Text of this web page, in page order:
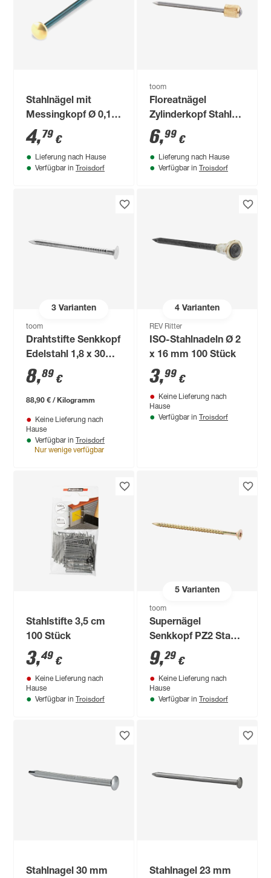
Stahlnägel mit
Messingkopf Ø 0,14
x 2,6 cm
4,79 €
Lieferung nach Hause
Verfügbar in Troisdorf
toom
Floreatnägel
Zylinderkopf Stahl
1,4 x 26 mm
6,99 €
Lieferung nach Hause
Verfügbar in Troisdorf
3Varianten
toom
Drahtstifte Senkkopf
Edelstahl 1,8 x 30
mm 100 g
8,89 €
88,90 € / Kilogramm
Keine Lieferung nach
Hause
Verfügbar in Troisdorf
Nur wenige verfügbar
4Varianten
REV Ritter
ISO-Stahlnadeln Ø 2
x 16 mm 100 Stück
3,99 €
Keine Lieferung nach
Hause
Verfügbar in Troisdorf
Stahlstifte 3,5 cm
100 Stück
3,49 €
Keine Lieferung nach
Hause
Verfügbar in Troisdorf
5Varianten
toom
Supernägel
Senkkopf PZ2 Stahl
3,1 x 65 mm 100
Stück
9,29 €
Keine Lieferung nach
Hause
Verfügbar in Troisdorf
Stahlnagel 30 mm
Stahlnagel 23 mm